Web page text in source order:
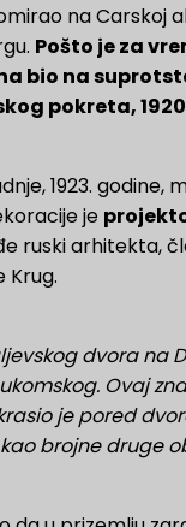
na Carskoj
Pošto je za
bio na
pokreta,
1923. godine,
je
ruski arhitekta,
Krug.
dvora na
Ovaj
je pored
brojne druge